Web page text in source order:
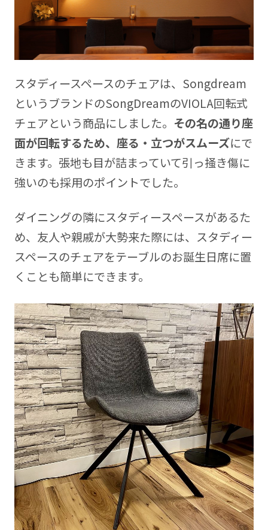
スタディースペースのチェアは、Songdream
というブランドのSongDreamのVIOLA回転式
チェアという商品にしました。 その名の通り座
面が回転するため、座る・立つがスムーズにで
きます。張地も目が詰まっていて引っ掻き傷に
強いのも採用のポイントでした。
ダイニングの隣にスタディースペースがあるた
め、友人や親戚が大勢来た際には、スタディー
スペースのチェアをテーブルのお誕生日席に置
くことも簡単にできます。